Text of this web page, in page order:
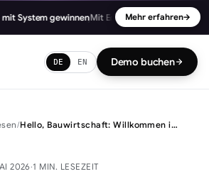
System gewinnenMit Edgar Haupt90 Min.
Mehr erfahren→
DE EN Demo buchen
/ Hello, Bauwirtschaft: Willkommen im BAU AI Blog
2026·1 MIN. LESEZEIT